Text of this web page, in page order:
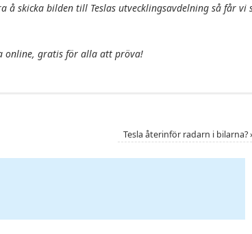
å skicka bilden till Teslas utvecklingsavdelning så får vi
gratis för alla att pröva!
Tesla återinför radarn i bilarna?